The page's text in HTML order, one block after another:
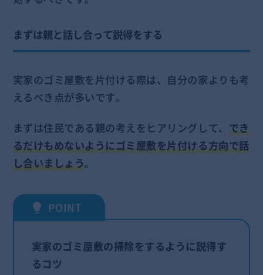
まずは親と話し合って説得をする
実家のゴミ屋敷を片付ける際は、自分の家よりも考
えるべき点が多いです。
まずは住民である親の考えをヒアリングして、 でき
るだけもめないようにゴミ屋敷を片付ける方向で話
し合いましょう。
実家のゴミ屋敷の掃除をするように説得す
るコツ